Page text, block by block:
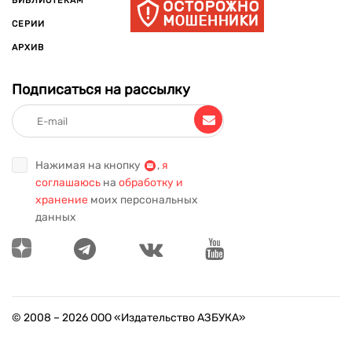
СЕРИИ
АРХИВ
Подписаться на рассылку
Нажимая на кнопку , я
соглашаюсь на обработку и
хранение моих персональных
данных
© 2008 – 2026ООО «Издательство АЗБУКА»